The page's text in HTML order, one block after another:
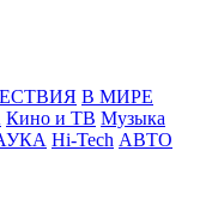
В МИРЕ
Кино и ТВ Музыка
Hi-Tech АВТО